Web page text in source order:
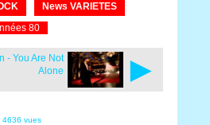
News VARIETES
80
►
- You Are Not
Alone
4636 vues